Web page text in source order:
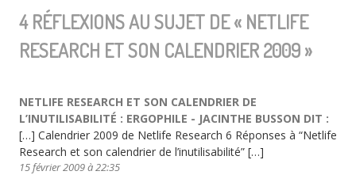
2009
L'ARTICLE
4 RÉFLEXIONS AU SUJET DE « NETLIFE
RESEARCH ET SON CALENDRIER 2009»
NETLIFE RESEARCH ET SON CALENDRIER DE
L’INUTILISABILITÉ : ERGOPHILE - JACINTHE BUSSON DIT :
[…] Calendrier 2009 de Netlife Research 6 Réponses à “Netlife
Research et son calendrier de l’inutilisabilité” […]
15 février 2009 à 22:35